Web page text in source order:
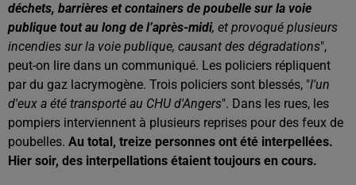
déchets, barrières et containers de poubelle sur la voie
publique tout au long de l’après-midi, et provoqué plusieurs
incendies sur la voie publique, causant des dégradations",
peut-on lire dans un communiqué. Les policiers répliquent
par du gaz lacrymogène. Trois policiers sont blessés, "l'un
d'eux a été transporté au CHU d'Angers". Dans les rues, les
pompiers interviennent à plusieurs reprises pour des feux de
poubelles. Au total, treize personnes ont été interpellées.
Hier soir, des interpellations étaient toujours en cours.